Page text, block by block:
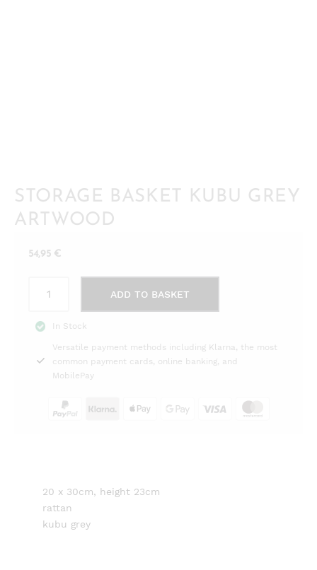
STORAGE BASKET KUBU GREY
ARTWOOD
54,95 €
BASKET
grey
Artwood
quantity
ADD TO BASKET
In Stock
Versatile payment methods including Klarna, the most
common payment cards, online banking, and
MobilePay
20 x 30cm, height 23cm
rattan
kubu grey